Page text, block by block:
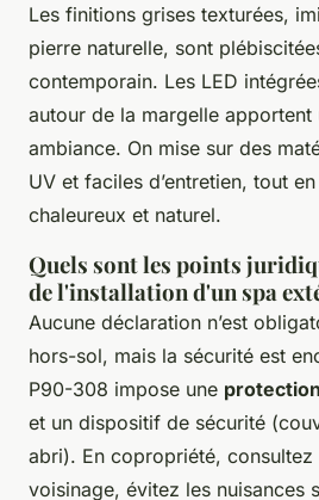
Les finitions grises texturées,
pierre naturelle, sont
contemporain. Les LED
autour de la margelle
ambiance. On mise sur des
UV et faciles d’entretien, tout
chaleureux et naturel.
Quels sont les points
de l'installation d'un spa
Aucune déclaration n’est
hors-sol, mais la sécurité est
P90-308 impose une
et un dispositif de sécurité
abri). En copropriété, consultez
voisinage, évitez les nuisances